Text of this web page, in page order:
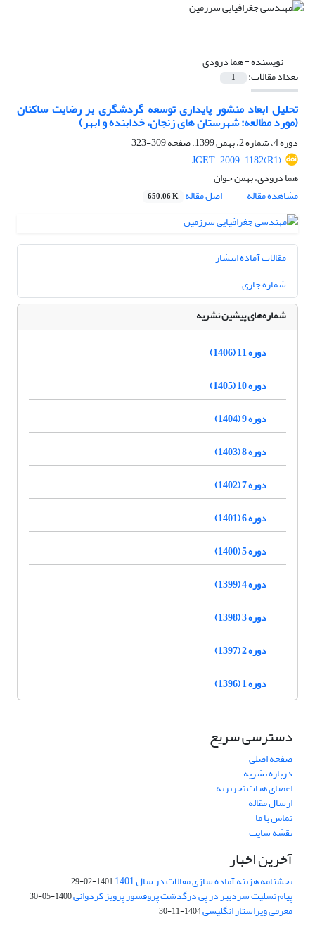
نویسنده =هما درودی
تعداد مقالات: 1
تحلیل ابعاد منشور پایداری توسعه گردشگری بر رضایت ساکنان
(مورد مطالعه: شهرستان های زنجان، خدابنده و ابهر)
دوره 4، شماره 2، بهمن 1399، صفحه
309-323
JGET-2009-1182(R1)
هما درودی، بهمن جوان
مشاهده مقاله
اصل مقاله 650.06 K
مقالات آماده انتشار
شماره جاری
شماره‌های پیشین نشریه
دوره 11 (1406)
دوره 10 (1405)
دوره 9 (1404)
دوره 8 (1403)
دوره 7 (1402)
دوره 6 (1401)
دوره 5 (1400)
دوره 4 (1399)
دوره 3 (1398)
دوره 2 (1397)
دوره 1 (1396)
دسترسی سریع
صفحه اصلی
درباره نشریه
اعضای هیات تحریریه
ارسال مقاله
تماس با ما
نقشه سایت
آخرین اخبار
بخشنامه هزینه آماده سازی مقالات در سال 1401 1401-02-29
پیام تسلیت سردبیر در پی درگذشت پروفسور پرویز کردوانی1400-05-30
معرفی ویراستار انگلیسی1404-11-30